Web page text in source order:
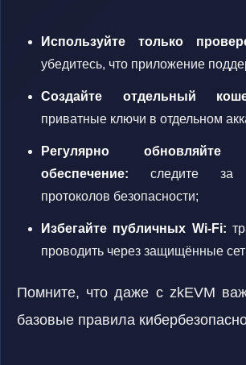
Используйте только
убедитесь, что приложение
Создайте отдельный
приватные ключи в отдельном
Регулярно обновляйте
обеспечение: следите за
протоколов безопасности;
Избегайте публичных Wi-Fi:
проводить через защищённые
Помните, что даже с zkEVM
базовые правила